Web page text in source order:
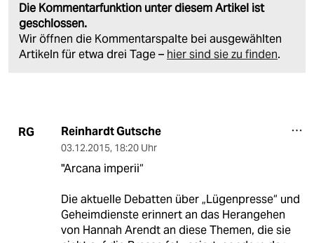
Die Kommentarfunktion unter diesem Artikel ist
geschlossen.
Wir öffnen die Kommentarspalte bei ausgewählten
Artikeln für etwa drei Tage – hier sind sie zu finden.
RG Reinhardt Gutsche
03.12.2015, 18:20 Uhr
"Arcana imperii“
Die aktuelle Debatten über „Lügenpresse“ und
Geheimdienste erinnert an das Herangehen
von Hannah Arendt an diese Themen, die sie